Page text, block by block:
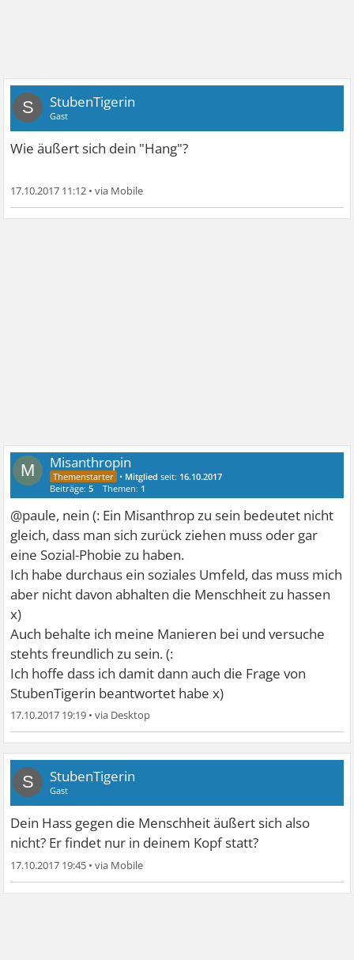
S StubenTigerin
Gast
Wie äußert sich dein "Hang"?
17.10.2017 11:12 •
M Misanthropin
• Mitglied seit: 16.10.2017
Beiträge:5 Themen: 1
@paule, nein (: Ein Misanthrop zu sein bedeutet nicht
gleich, dass man sich zurück ziehen muss oder gar
eine Sozial-Phobie zu haben.
Ich habe durchaus ein soziales Umfeld, das muss mich
aber nicht davon abhalten die Menschheit zu hassen
x)
Auch behalte ich meine Manieren bei und versuche
stehts freundlich zu sein. (:
Ich hoffe dass ich damit dann auch die Frage von
StubenTigerin beantwortet habe x)
17.10.2017 19:19 •
S StubenTigerin
Gast
Dein Hass gegen die Menschheit äußert sich also
nicht? Er findet nur in deinem Kopf statt?
17.10.2017 19:45 •